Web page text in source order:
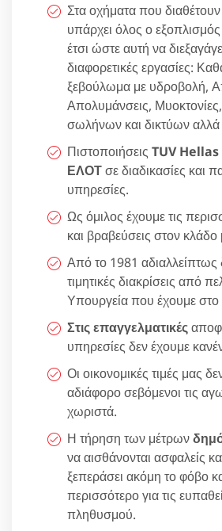
Στα οχήματα που
υπάρχει όλος ο εξοπλισμός
έτσι ώστε αυτή να
διαφορετικές εργασίες:
ξεβούλωμα με υδροβολή,
Απολυμάνσεις,
σωλήνων και δικτύων αλλά
Πιστοποιήσεις TUV Hellas
ΕΛΟΤσε διαδικασίες και
υπηρεσίες.
Ως όμιλος έχουμε τις
και βραβεύσεις στον κλάδο
Από το 1981 αδιαλλείπτως
τιμητικές διακρίσεις από
Υπουργεία που έχουμε στο
Στις επαγγελματικές
υπηρεσίες δεν έχουμε
Οι οικονομικές τιμές μας
αδιάφορο σεβόμενοι τις
χωριστά.
Η τήρηση των μέτρων
να αισθάνονται ασφαλείς
ξεπεράσει ακόμη το φόβο
περισσότερο για τις
πληθυσμού.